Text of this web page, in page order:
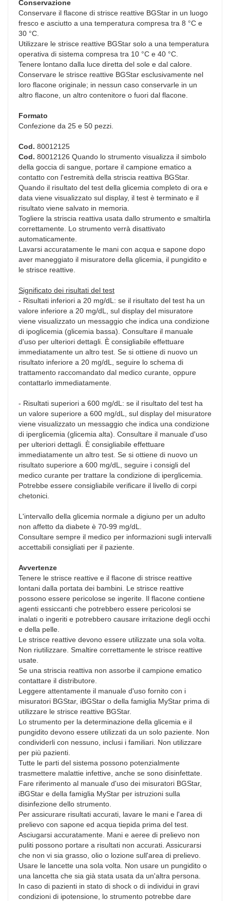
Conservazione
Conservare il flacone di strisce reattive BGStar in un luogo
fresco e asciutto a una temperatura compresa tra 8 °C e
30 °C.
Utilizzare le strisce reattive BGStar solo a una temperatura
operativa di sistema compresa tra 10 °C e 40 °C.
Tenere lontano dalla luce diretta del sole e dal calore.
Conservare le strisce reattive BGStar esclusivamente nel
loro flacone originale; in nessun caso conservarle in un
altro flacone, un altro contenitore o fuori dal flacone.
Formato
Confezione da 25 e 50 pezzi.
Cod. 80012125
Cod. 80012126 Quando lo strumento visualizza il simbolo
della goccia di sangue, portare il campione ematico a
contatto con l'estremità della striscia reattiva BGStar.
Quando il risultato del test della glicemia completo di ora e
data viene visualizzato sul display, il test è terminato e il
risultato viene salvato in memoria.
Togliere la striscia reattiva usata dallo strumento e smaltirla
correttamente. Lo strumento verrà disattivato
automaticamente.
Lavarsi accuratamente le mani con acqua e sapone dopo
aver maneggiato il misuratore della glicemia, il pungidito e
le strisce reattive.
Significato dei risultati del test
- Risultati inferiori a 20 mg/dL: se il risultato del test ha un
valore inferiore a 20 mg/dL, sul display del misuratore
viene visualizzato un messaggio che indica una condizione
di ipoglicemia (glicemia bassa). Consultare il manuale
d'uso per ulteriori dettagli. È consigliabile effettuare
immediatamente un altro test. Se si ottiene di nuovo un
risultato inferiore a 20 mg/dL, seguire lo schema di
trattamento raccomandato dal medico curante, oppure
contattarlo immediatamente.
- Risultati superiori a 600 mg/dL: se il risultato del test ha
un valore superiore a 600 mg/dL, sul display del misuratore
viene visualizzato un messaggio che indica una condizione
di iperglicemia (glicemia alta). Consultare il manuale d'uso
per ulteriori dettagli. È consigliabile effettuare
immediatamente un altro test. Se si ottiene di nuovo un
risultato superiore a 600 mg/dL, seguire i consigli del
medico curante per trattare la condizione di iperglicemia.
Potrebbe essere consigliabile verificare il livello di corpi
chetonici.
L'intervallo della glicemia normale a digiuno per un adulto
non affetto da diabete è 70-99 mg/dL.
Consultare sempre il medico per informazioni sugli intervalli
accettabili consigliati per il paziente.
Avvertenze
Tenere le strisce reattive e il flacone di strisce reattive
lontani dalla portata dei bambini. Le strisce reattive
possono essere pericolose se ingerite. Il flacone contiene
agenti essiccanti che potrebbero essere pericolosi se
inalati o ingeriti e potrebbero causare irritazione degli occhi
e della pelle.
Le strisce reattive devono essere utilizzate una sola volta.
Non riutilizzare. Smaltire correttamente le strisce reattive
usate.
Se una striscia reattiva non assorbe il campione ematico
contattare il distributore.
Leggere attentamente il manuale d'uso fornito con i
misuratori BGStar, iBGStar o della famiglia MyStar prima di
utilizzare le strisce reattive BGStar.
Lo strumento per la determinazione della glicemia e il
pungidito devono essere utilizzati da un solo paziente. Non
condividerli con nessuno, inclusi i familiari. Non utilizzare
per più pazienti.
Tutte le parti del sistema possono potenzialmente
trasmettere malattie infettive, anche se sono disinfettate.
Fare riferimento al manuale d'uso dei misuratori BGStar,
iBGStar e della famiglia MyStar per istruzioni sulla
disinfezione dello strumento.
Per assicurare risultati accurati, lavare le mani e l'area di
prelievo con sapone ed acqua tiepida prima del test.
Asciugarsi accuratamente. Mani e aeree di prelievo non
puliti possono portare a risultati non accurati. Assicurarsi
che non vi sia grasso, olio o lozione sull'area di prelievo.
Usare le lancette una sola volta. Non usare un pungidito o
una lancetta che sia già stata usata da un'altra persona.
In caso di pazienti in stato di shock o di individui in gravi
condizioni di ipotensione, lo strumento potrebbe dare